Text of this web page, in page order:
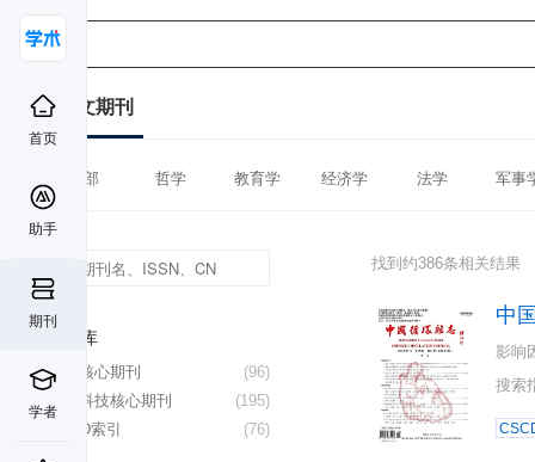
首页
助手
期刊
学者
中文期刊
全部 哲学 教育学 经济学 法学 军事
数据库
(96)
北大核心期刊
(195)
中国科技核心期刊
(76)
CSCD索引
找到约386条相关结果
中
影响
搜索